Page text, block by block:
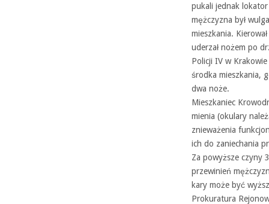
pukali jednak lokator
mężczyzna był
mieszkania.
uderzał nożem po
Policji IV w
środka mieszkania,
dwa noże.
Mieszkaniec
mienia (okulary
znieważenia
ich do zaniechania
Za powyższe czyny
przewinień
kary może być
Prokuratura